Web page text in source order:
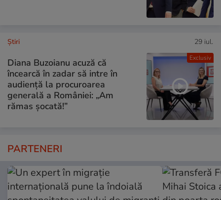
Exclusiv
Ştiri 29 iul.
Diana Buzoianu acuză că
încearcă în zadar să intre în
audiență la procuroarea
generală a României: „Am
rămas șocată!”
PARTENERI